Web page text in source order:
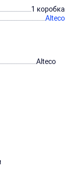
1 коробка
Alteco
Alteco